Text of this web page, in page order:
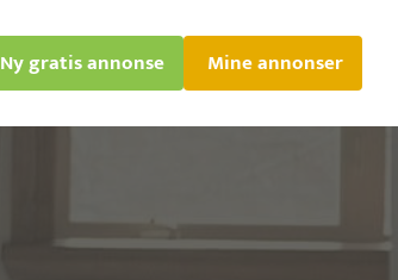
Ny gratis annonse Mine annonser